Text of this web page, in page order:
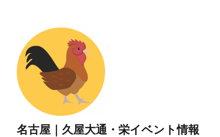
名古屋｜久屋大通・栄イベント情報